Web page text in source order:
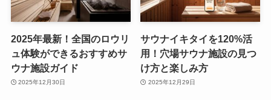
2025年最新！全国のロウリ
ュ体験ができるおすすめサ
ウナ施設ガイド
2025年12月30日
サウナイキタイを120%活
用！穴場サウナ施設の見つ
け方と楽しみ方
2025年12月29日